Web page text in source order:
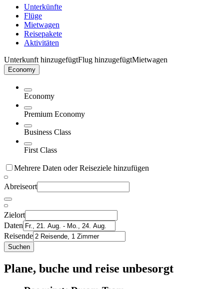
Unterkünfte
Flüge
Mietwagen
Reisepakete
Aktivitäten
Unterkunft hinzugefügtFlug hinzugefügtMietwagen
Economy
Economy
Premium Economy
Business Class
First Class
Mehrere Daten oder Reiseziele hinzufügen
Abreiseort
Zielort
Daten
Reisende
Suchen
Plane, buche und reise unbesorgt